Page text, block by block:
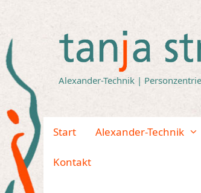
Alexander-Technik |
Start Alexander-Technik
Kontakt